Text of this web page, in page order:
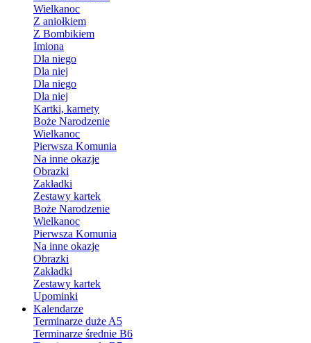
Wielkanoc
Z aniołkiem
Z Bombikiem
Imiona
Dla niego
Dla niej
Dla niego
Dla niej
Kartki, karnety
Boże Narodzenie
Wielkanoc
Pierwsza Komunia
Na inne okazje
Obrazki
Zakładki
Zestawy kartek
Boże Narodzenie
Wielkanoc
Pierwsza Komunia
Na inne okazje
Obrazki
Zakładki
Zestawy kartek
Upominki
Kalendarze
Terminarze duże A5
Terminarze średnie B6